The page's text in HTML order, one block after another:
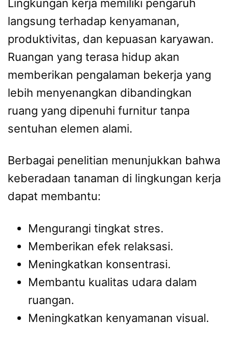
Lingkungan kerja memiliki pengaruh
langsung terhadap kenyamanan,
produktivitas, dan kepuasan karyawan.
Ruangan yang terasa hidup akan
memberikan pengalaman bekerja yang
lebih menyenangkan dibandingkan
ruang yang dipenuhi furnitur tanpa
sentuhan elemen alami.
Berbagai penelitian menunjukkan bahwa
keberadaan tanaman di lingkungan kerja
dapat membantu:
Mengurangi tingkat stres.
Memberikan efek relaksasi.
Meningkatkan konsentrasi.
Membantu kualitas udara dalam
ruangan.
Meningkatkan kenyamanan visual.